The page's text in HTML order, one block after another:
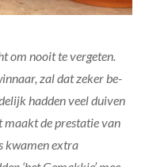
om nooit te vergeten.
zal dat zeker be-
hadden veel duiven
maakt de prestatie van
kwamen extra